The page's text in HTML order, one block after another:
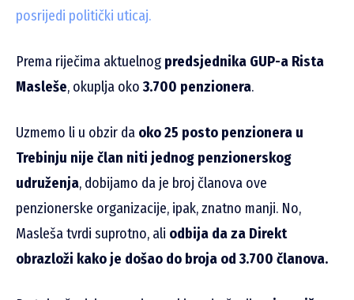
posrijedi politički uticaj.
Prema riječima aktuelnog predsjednika GUP-a Rista
Masleše, okuplja oko 3.700 penzionera.
Uzmemo li u obzir da oko 25 posto penzionera u
Trebinju nije član niti jednog penzionerskog
udruženja, dobijamo da je broj članova ove
penzionerske organizacije, ipak, znatno manji. No,
Masleša tvrdi suprotno, ali odbija da za Direkt
obrazloži kako je došao do broja od 3.700 članova.